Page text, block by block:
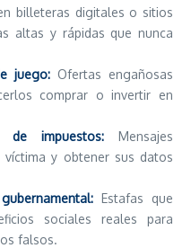
billeteras digitales o sitios
altas y rápidas que nunca
juego: Ofertas engañosas
comprar o invertir en
impuestos: Mensajes
y obtener sus datos
Estafas que
sociales reales para
falsos.